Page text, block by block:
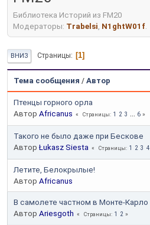
Библиотека Историй из FM20
Модераторы: Trabelsi N1ghtW01f
ВНИЗ Страницы 1
Тема сообщения / Автор
Птенцы горного орла
Автор Africanus Страницы 1 2 3 ... 6
Такого не было даже при Бескове
Автор Łukasz Siesta Страницы 1 2 3 4
Летите, Белокрылые!
Автор Africanus
В самолете частном в Монте-Карло
Автор Ariesgoth Страницы 1 2